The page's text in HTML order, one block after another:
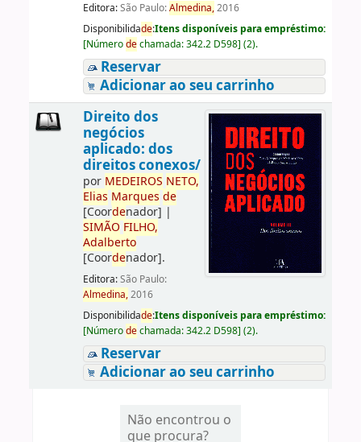
Editora:São Paulo:Almedina,2016
Disponibilidade:Itens disponíveis para empréstimo:
[Númerodechamada:342.2 D598] (2).
Reservar
Adicionar ao seu carrinho
Direito dos
negócios
aplicado: dos
direitos conexos/
por MEDEIROS NETO,
Elias Marques de
[Coordenador] |
SIMÃO FILHO,
Adalberto
[Coordenador].
Editora:São Paulo:
Almedina,2016
Disponibilidade:Itens disponíveis para empréstimo:
[Númerodechamada:342.2 D598] (2).
Reservar
Adicionar ao seu carrinho
Não encontrou o
que procura?